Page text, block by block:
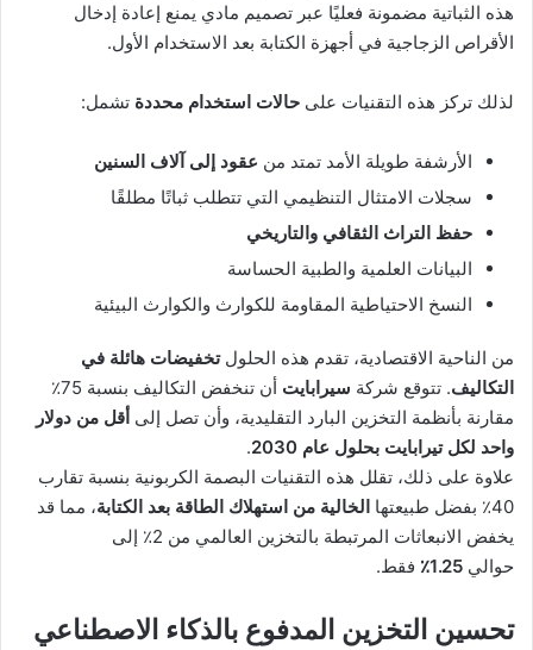
هذه الثباتية مضمونة فعليًا عبر تصميم مادي يمنع إعادة إدخال
الأقراص الزجاجية في أجهزة الكتابة بعد الاستخدام الأول.
لذلك تركز هذه التقنيات على حالات استخدام محددة تشمل:
الأرشفة طويلة الأمد تمتد من عقود إلى آلاف السنين
سجلات الامتثال التنظيمي التي تتطلب ثباتًا مطلقًا
حفظ التراث الثقافي والتاريخي
البيانات العلمية والطبية الحساسة
النسخ الاحتياطية المقاومة للكوارث والكوارث البيئية
من الناحية الاقتصادية، تقدم هذه الحلولتخفيضات هائلة في
التكاليف. تتوقع شركة سيرابايت
أن تنخفض التكاليف بنسبة 75٪
مقارنة بأنظمة التخزين البارد التقليدية، وأن تصل إلى أقل من دولار
واحد لكل تيرابايت بحلول عام 2030
.
علاوة على ذلك، تقلل هذه التقنيات البصمة الكربونية بنسبة تقارب
40٪ بفضل طبيعتها
الخالية من استهلاك الطاقة بعد الكتابة، مما قد
يخفض الانبعاثات المرتبطة بالتخزين العالمي من 2٪ إلى
حوالي 1.25٪ فقط.
تحسين التخزين المدفوع بالذكاء الاصطناعي